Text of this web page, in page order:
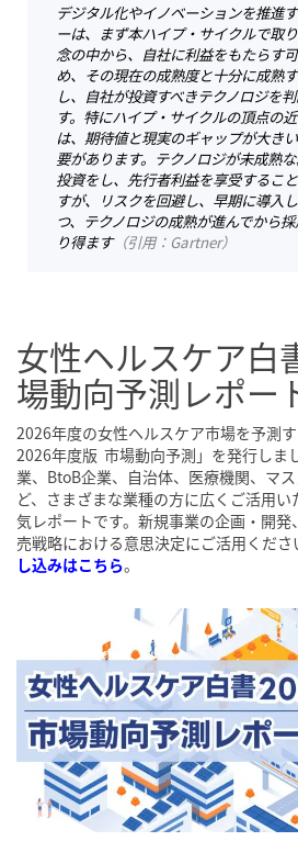
デジタル化やイノベーションを推進
ーは、まず本ハイプ・サイクルで取
念の中から、自社に利益をもたらす
め、その現在の成熟度と十分に成熟
し、自社が投資すべきテクノロジを
す。特にハイプ・サイクルの頂点の
は、期待値と現実のギャップが大き
要があります。テクノロジが未成熟
投資をし、先行者利益を享受するこ
すが、リスクを回避し、早期に導入
つ、テクノロジの成熟が進んでから
り得ます（引用：Gartner）
女性ヘルスケア
場動向予測レポー
2026年度の女性ヘルスケア市場を予測
2026年度版 市場動向予測」を発行しま
業、BtoB企業、自治体、医療機関、マ
ど、さまざまな業種の方に広くご活用
気レポートです。新規事業の企画・開
売戦略における意思決定にご活用くださ
し込みはこちら。